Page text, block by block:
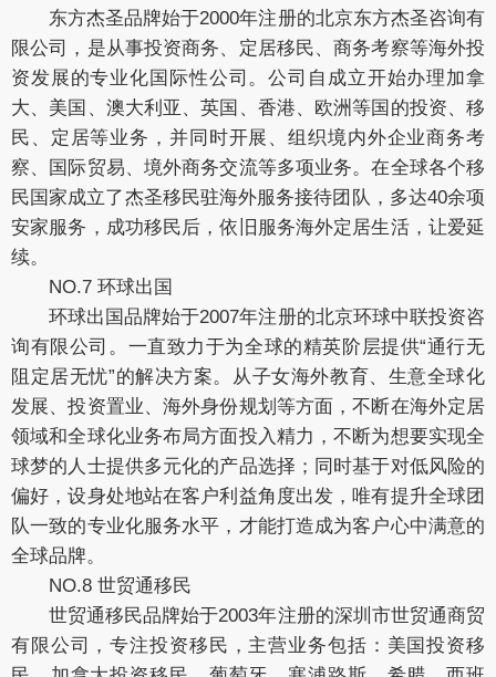
东方杰圣品牌始于2000年注册的北京东方杰圣咨询有
限公司，是从事投资商务、定居移民、商务考察等海外投
资发展的专业化国际性公司。公司自成立开始办理加拿
大、美国、澳大利亚、英国、香港、欧洲等国的投资、移
民、定居等业务，并同时开展、组织境内外企业商务考
察、国际贸易、境外商务交流等多项业务。在全球各个移
民国家成立了杰圣移民驻海外服务接待团队，多达40余项
安家服务，成功移民后，依旧服务海外定居生活，让爱延
续。
NO.7 环球出国
环球出国品牌始于2007年注册的北京环球中联投资咨
询有限公司。一直致力于为全球的精英阶层提供“通行无
阻定居无忧”的解决方案。从子女海外教育、生意全球化
发展、投资置业、海外身份规划等方面，不断在海外定居
领域和全球化业务布局方面投入精力，不断为想要实现全
球梦的人士提供多元化的产品选择；同时基于对低风险的
偏好，设身处地站在客户利益角度出发，唯有提升全球团
队一致的专业化服务水平，才能打造成为客户心中满意的
全球品牌。
NO.8 世贸通移民
世贸通移民品牌始于2003年注册的深圳市世贸通商贸
有限公司，专注投资移民，主营业务包括：美国投资移